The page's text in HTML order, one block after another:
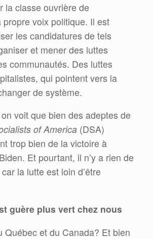
la classe ouvrière de
propre voix politique. Il est
les candidatures de tels
et mener des luttes
communautés. Des luttes
qui pointent vers la
de système.
on voit que bien des adeptes de
of America (DSA)
trop bien de la victoire à
Et pourtant, il n’y a rien de
la lutte est loin d’être
guère plus vert chez nous
Québec et du Canada? Et bien